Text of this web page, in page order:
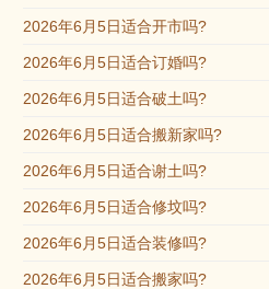
2026年6月5日适合开市吗?
2026年6月5日适合订婚吗?
2026年6月5日适合破土吗?
2026年6月5日适合搬新家吗?
2026年6月5日适合谢土吗?
2026年6月5日适合修坟吗?
2026年6月5日适合装修吗?
2026年6月5日适合搬家吗?